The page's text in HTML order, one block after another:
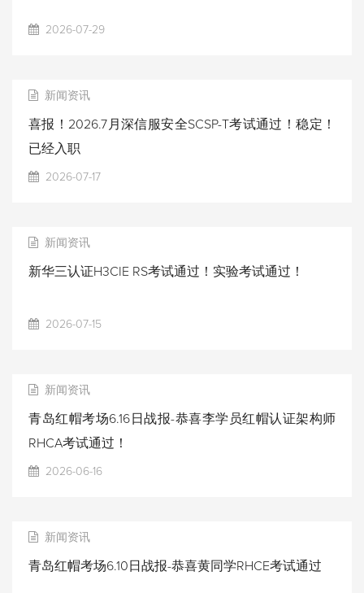
2026-07-29
新闻资讯
喜报！2026.7月深信服安全SCSP-T考试通过！稳定！
已经入职
2026-07-17
新闻资讯
新华三认证H3CIE RS考试通过！实验考试通过！
2026-07-15
新闻资讯
青岛红帽考场6.16日战报-恭喜李学员红帽认证架构师
RHCA考试通过！
2026-06-16
新闻资讯
青岛红帽考场6.10日战报-恭喜黄同学RHCE考试通过